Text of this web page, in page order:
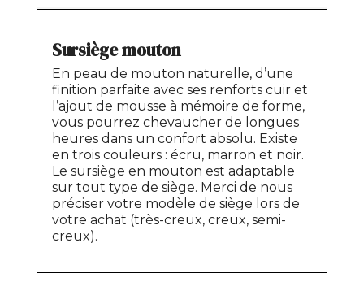
Sursiège mouton
En peau de mouton naturelle, d’une
finition parfaite avec ses renforts cuir et
l’ajout de mousse à mémoire de forme,
vous pourrez chevaucher de longues
heures dans un confort absolu. Existe
en trois couleurs : écru, marron et noir.
Le sursiège en mouton est adaptable
sur tout type de siège. Merci de nous
préciser votre modèle de siège lors de
votre achat (très-creux, creux, semi-
creux).